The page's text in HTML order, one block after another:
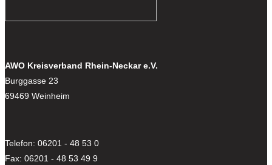
AWO Kreisverband Rhein-Neckar e.V.
Burggasse 23
69469 Weinheim
Telefon: 06201 - 48 53 0
Fax: 06201 - 48 53 49 9